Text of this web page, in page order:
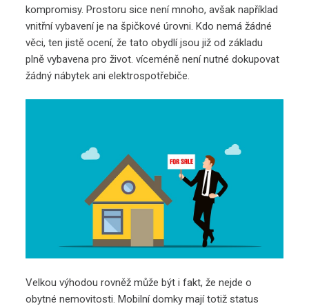
kompromisy. Prostoru sice není mnoho, avšak například
vnitřní vybavení je na špičkové úrovni. Kdo nemá žádné
věci, ten jistě ocení, že tato obydlí jsou již od základu
plně vybavena pro život. víceméně není nutné dokupovat
žádný nábytek ani elektrospotřebiče.
Velkou výhodou rovněž může být i fakt, že nejde o
obytné nemovitosti. Mobilní domky mají totiž status